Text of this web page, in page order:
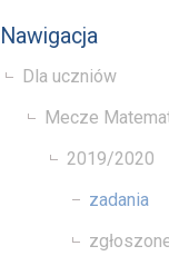
Nawigacja
Dla uczniów
Mecze
2019/2020
zadania